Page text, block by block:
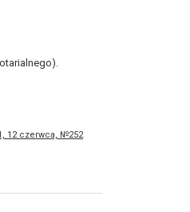
12 czerwca, №252